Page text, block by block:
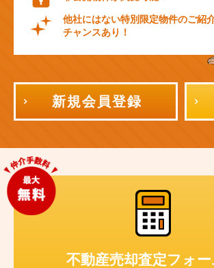
他社にはない特別限定物件のご紹
チャンスあり！
新規会員登録
不動産売却査定フォー